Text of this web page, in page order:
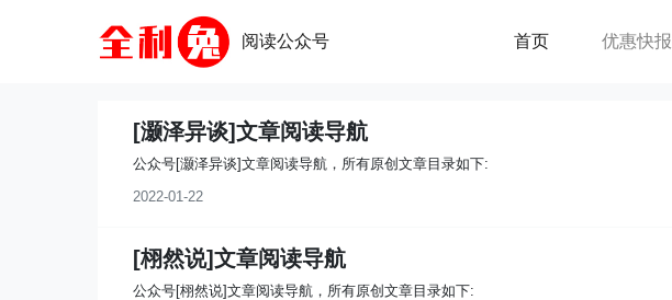
阅读公众号 首页 优惠快报
[灏泽异谈]文章阅读导航
公众号[灏泽异谈]文章阅读导航，所有原创文章目录如下:
2022-01-22
[栩然说]文章阅读导航
公众号[栩然说]文章阅读导航，所有原创文章目录如下: